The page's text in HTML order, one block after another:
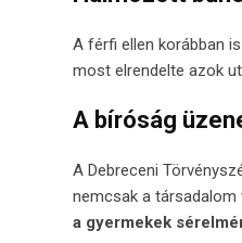
A férfi ellen korábban
most elrendelte azok
A bíróság
A Debreceni
nemcsak a társadalom
a gyermekek